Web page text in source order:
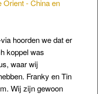
hoorden we dat er
koppel was
waar wij
Franky en Tin
Wij zijn gewoon